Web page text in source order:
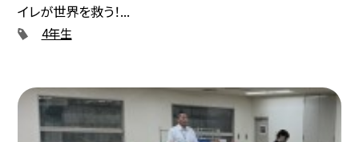
イレが世界を救う！...
4年生